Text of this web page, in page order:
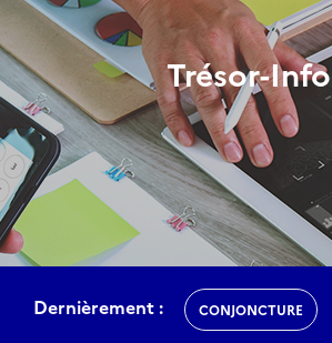
Trésor-Info
Dernièrement : CONJONCTURE